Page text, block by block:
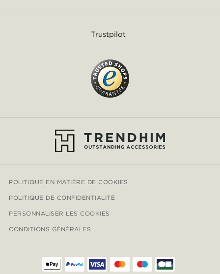
Trustpilot
POLITIQUE EN MATIÈRE DE COOKIES
POLITIQUE DE CONFIDENTIALITÉ
PERSONNALISER LES COOKIES
CONDITIONS GÉNÉRALES